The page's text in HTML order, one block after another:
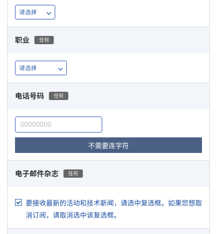
职业 任何
电话号码 任何
不需要连字符
电子邮件杂志 任何
要接收最新的活动和技术新闻，请选中复选框。如果您想取
消订阅，请取消选中该复选框。